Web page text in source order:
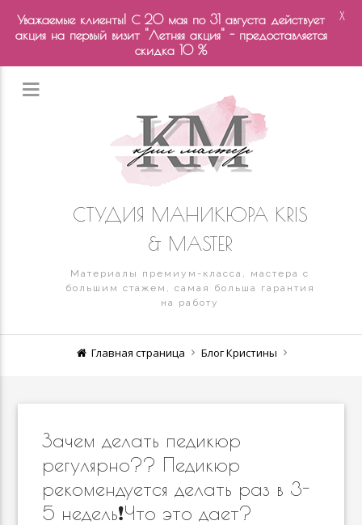
СТУДИЯ МАНИКЮРА KRIS
& MASTER
Материалы премиум-класса, мастера с
большим стажем, самая больша гарантия
на работу
Главная страница Блог Кристины
Зачем делать педикюр
регулярно?? Педикюр
рекомендуется делать раз в 3-
5 недель❗️Что это дает?
Уважаемые клиенты! С 20 мая по 31 августа действует
акция на первый визит "Летняя акция" - предоставляется
скидка 10 %
X